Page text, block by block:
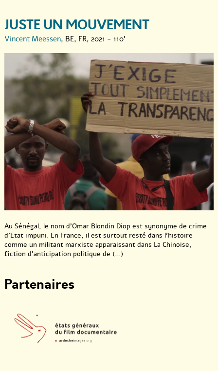
JUSTE UN MOUVEMENT
Vincent Meessen, BE, FR, 2021 - 110'
Au Sénégal, le nom d’Omar Blondin Diop est synonyme de crime
d’Etat impuni. En France, il est surtout resté dans l’histoire
comme un militant marxiste apparaissant dans La Chinoise,
fiction d’anticipation politique de (...)
Partenaires